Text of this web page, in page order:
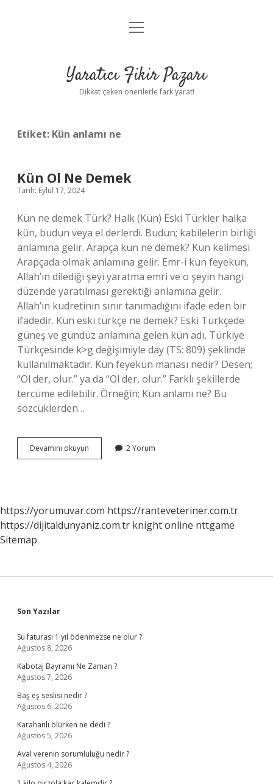
Anasayfa
Yasal Uyarı
menüyü
Yaratıcı Fikir Pazarı
Dikkat çeken önerilerle fark yarat!
Etiket: Kün anlamı ne
Kün Ol Ne Demek
Tarih: Eylül 17, 2024
Kün ne demek Türk? Halk (Kün) Eski Türkler halka
kün, budun veya el derlerdi. Budun; kabilelerin birliği
anlamına gelir. Arapça kün ne demek? Kün kelimesi
Arapçada olmak anlamına gelir. Emr-i kun feyekun,
Allah’ın dilediği şeyi yaratma emri ve o şeyin hangi
düzende yaratılması gerektiği anlamına gelir.
Allah’ın kudretinin sınır tanımadığını ifade eden bir
ifadedir. Kün eski türkçe ne demek? Eski Türkçede
güneş ve gündüz anlamına gelen kün adı, Türkiye
Türkçesinde k>g değişimiyle day (TS: 809) şeklinde
kullanılmaktadır. Kün feyekün manası nedir? Desen;
“Ol der, olur.” ya da “Ol der, olur.” Farklı şekillerde
tercüme edilebilir. Örneğin; Kün anlamı ne? Bu
sözcüklerden…
Devamını okuyun
Ol
2 Yorum
https://yorumuvar.com https://ranteveteriner.com.tr
https://dijitaldunyaniz.com.tr knight online nttgame
Sitemap
Sidebar
Son Yazılar
Su faturası 1 yıl ödenmezse ne olur ?
Ağustos 8, 2026
Kabotaj Bayramı Ne Zaman ?
Ağustos 7, 2026
Baş eş seslisi nedir ?
Ağustos 6, 2026
Karahanlı ölürken ne dedi ?
Ağustos 5, 2026
Aval verenin sorumluluğu nedir ?
Ağustos 4, 2026